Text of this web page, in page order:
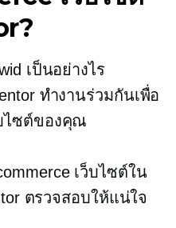
เป็นอย่างไร
ทำงานร่วมกันเพื่อ
ไซต์ของคุณ
เว็บไซต์ใน
ตรวจสอบให้แน่ใจ